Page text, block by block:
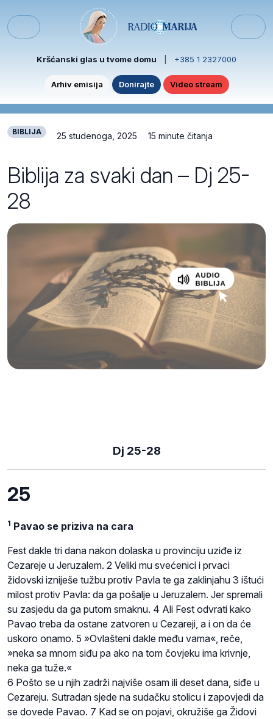
Menu
Kršćanski glas u tvome domu +385 1 2327000
Arhiv emisija Donirajte Video stream
BIBLIJA 25 studenoga, 2025 15 minute čitanja
Biblija za svaki dan – Dj 25-
28
Dj 25-28
25
1 Pavao se priziva na cara
Fest dakle tri dana nakon dolaska u provinciju uziđe iz
Cezareje u Jeruzalem. 2 Veliki mu svećenici i prvaci
židovski izniješe tužbu protiv Pavla te ga zaklinjahu 3 ištući
milost protiv Pavla: da ga pošalje u Jeruzalem. Jer spremali
su zasjedu da ga putom smaknu. 4 Ali Fest odvrati kako
Pavao treba da ostane zatvoren u Cezareji, a i on da će
uskoro onamo. 5 »Ovlašteni dakle među vama«, reče,
»neka sa mnom siđu pa ako na tom čovjeku ima krivnje,
neka ga tuže.«
6 Pošto se u njih zadrži najviše osam ili deset dana, siđe u
Cezareju. Sutradan sjede na sudačku stolicu i zapovjedi da
se dovede Pavao. 7 Kad se on pojavi, okružiše ga Židovi